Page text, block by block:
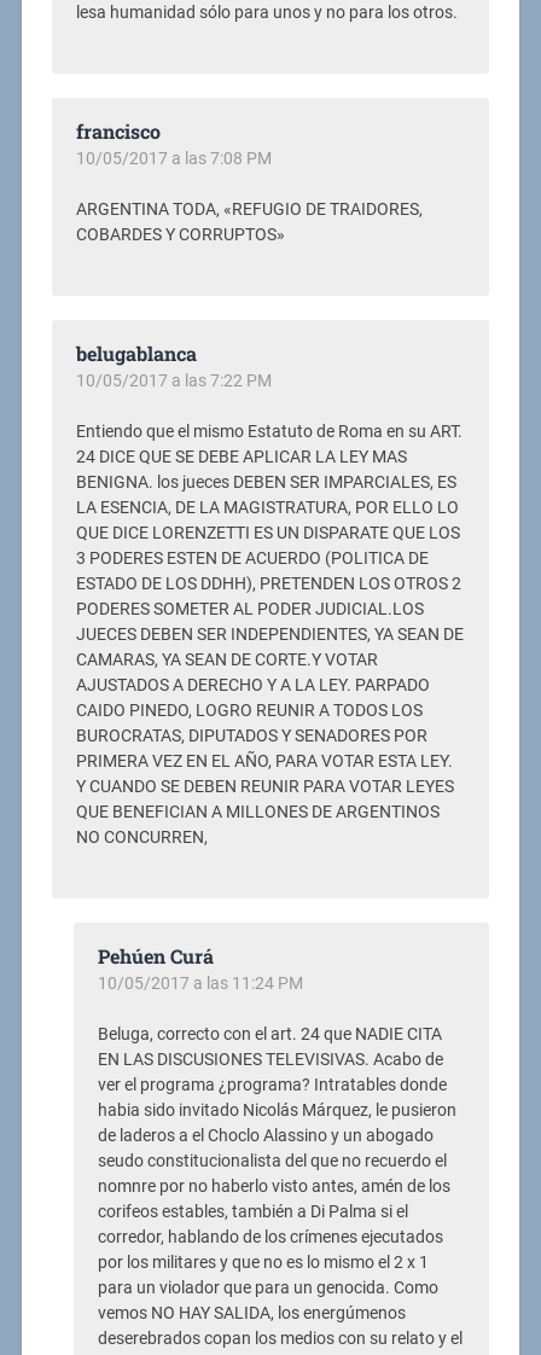
lesa humanidad sólo para unos y no para los otros.
francisco
10/05/2017 a las 7:08 PM
ARGENTINA TODA, «REFUGIO DE TRAIDORES,
COBARDES Y CORRUPTOS»
belugablanca
10/05/2017 a las 7:22 PM
Entiendo que el mismo Estatuto de Roma en su ART.
24 DICE QUE SE DEBE APLICAR LA LEY MAS
BENIGNA. los jueces DEBEN SER IMPARCIALES, ES
LA ESENCIA, DE LA MAGISTRATURA, POR ELLO LO
QUE DICE LORENZETTI ES UN DISPARATE QUE LOS
3 PODERES ESTEN DE ACUERDO (POLITICA DE
ESTADO DE LOS DDHH), PRETENDEN LOS OTROS 2
PODERES SOMETER AL PODER JUDICIAL.LOS
JUECES DEBEN SER INDEPENDIENTES, YA SEAN DE
CAMARAS, YA SEAN DE CORTE.Y VOTAR
AJUSTADOS A DERECHO Y A LA LEY. PARPADO
CAIDO PINEDO, LOGRO REUNIR A TODOS LOS
BUROCRATAS, DIPUTADOS Y SENADORES POR
PRIMERA VEZ EN EL AÑO, PARA VOTAR ESTA LEY.
Y CUANDO SE DEBEN REUNIR PARA VOTAR LEYES
QUE BENEFICIAN A MILLONES DE ARGENTINOS
NO CONCURREN,
Pehúen Curá
10/05/2017 a las 11:24 PM
Beluga, correcto con el art. 24 que NADIE CITA
EN LAS DISCUSIONES TELEVISIVAS. Acabo de
ver el programa ¿programa? Intratables donde
habia sido invitado Nicolás Márquez, le pusieron
de laderos a el Choclo Alassino y un abogado
seudo constitucionalista del que no recuerdo el
nomnre por no haberlo visto antes, amén de los
corifeos estables, también a Di Palma si el
corredor, hablando de los crímenes ejecutados
por los militares y que no es lo mismo el 2 x 1
para un violador que para un genocida. Como
vemos NO HAY SALIDA, los energúmenos
deserebrados copan los medios con su relato y el